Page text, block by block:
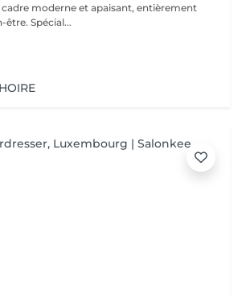
moderne et apaisant, entièrement
dédié à votre bien-être. Spécial...